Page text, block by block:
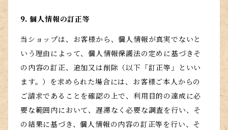
9. 個人情報の訂正等
当ショップは、お客様から、個人情報が真実でないと
いう理由によって、個人情報保護法の定めに基づきそ
の内容の訂正、追加又は削除（以下「訂正等」といい
ます。）を求められた場合には、お客様ご本人からの
ご請求であることを確認の上で、利用目的の達成に必
要な範囲内において、遅滞なく必要な調査を行い、そ
の結果に基づき、個人情報の内容の訂正等を行い、そ